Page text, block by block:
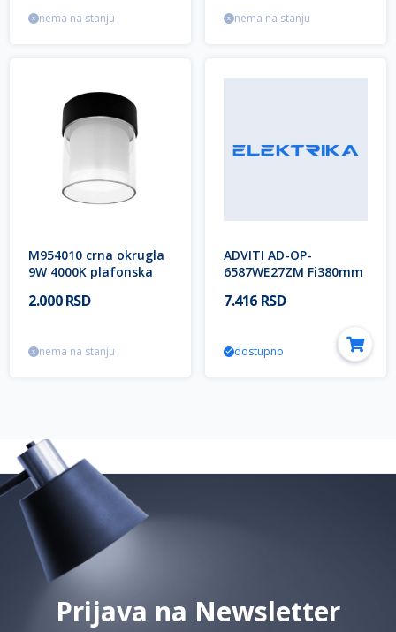
nema na stanju nema na stanju
M954010 crna okrugla
9W 4000K plafonska
nadgradna IP44 Mitea
2.000 RSD
nema na stanju
ADVITI AD-OP-
6587WE27ZM Fi380mm
spoljna lampa kugla
7.416 RSD
dostupno
Prijava na Newsletter